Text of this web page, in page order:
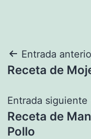
de
entradas
Entrada
Receta de
Entrada siguiente
Receta de
Pollo